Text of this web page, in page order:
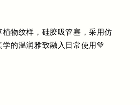
物纹样，硅胶吸管塞，采用仿
的温润雅致融入日常使用💚